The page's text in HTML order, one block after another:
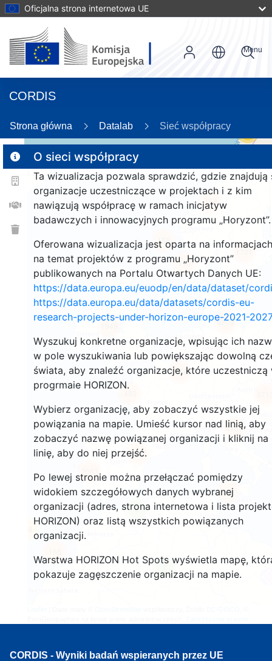
Oficjalna strona internetowa UE
CORDIS
Menu
Strona główna Datalab Sieć współpracy
O sieci współpracy
Ta wizualizacja pozwala sprawdzić, gdzie znajdują
organizacje uczestniczące w projektach i z kim
nawiązują współpracę w ramach inicjatyw
badawczych i innowacyjnych programu „Horyzont”.
Oferowana wizualizacja jest oparta na informacjach
na temat projektów z programu „Horyzont”
publikowanych na Portalu Otwartych Danych UE:
https://data.europa.eu/euodp/en/data/dataset/
https://data.europa.eu/data/datasets/cordis-eu-
research-projects-under-horizon-europe-2021-2027
Wyszukuj konkretne organizacje, wpisując ich
w pole wyszukiwania lub powiększając dowolną
świata, aby znaleźć organizacje, które uczestniczą
progrmaie HORIZON.
Wybierz organizację, aby zobaczyć wszystkie jej
powiązania na mapie. Umieść kursor nad linią, aby
zobaczyć nazwę powiązanej organizacji i kliknij na
linię, aby do niej przejść.
Po lewej stronie można przełączać pomiędzy
widokiem szczegółowych danych wybranej
organizacji (adres, strona internetowa i lista
HORIZON) oraz listą wszystkich powiązanych
organizacji.
Warstwa HORIZON Hot Spots wyświetla mapę,
pokazuje zagęszczenie organizacji na mapie.
7
110
158
158
6
421
6065
4757
1721
4209
19865
CORDIS - Wyniki badań wspieranych przez UE